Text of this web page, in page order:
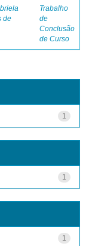
de
Trabalho
de
Conclusão
de Curso
1
1
1